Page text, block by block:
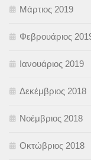
Μάρτιος 2019
Φεβρουάριος
Ιανουάριος 2019
Δεκέμβριος 2018
Νοέμβριος 2018
Οκτώβριος 2018